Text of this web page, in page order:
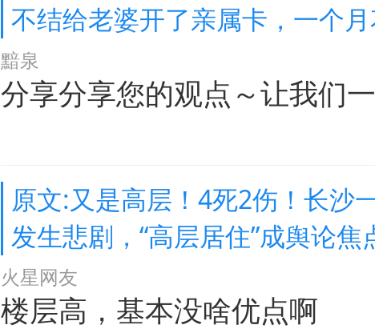
不结给老婆开了亲属卡，一个月
黯泉
分享分享您的观点～让我们
原文:又是高层！4死2伤！长沙
发生悲剧，“高层居住”成舆论焦
火星网友
楼层高，基本没啥优点啊